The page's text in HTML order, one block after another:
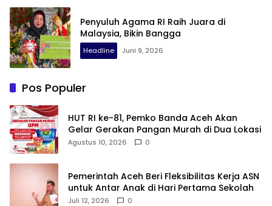
Penyuluh Agama RI Raih Juara di
Malaysia, Bikin Bangga
Headline Juni 9, 2026
Pos Populer
HUT RI ke-81, Pemko Banda Aceh Akan
Gelar Gerakan Pangan Murah di Dua Lokasi
Agustus 10, 2026 0
Pemerintah Aceh Beri Fleksibilitas Kerja ASN
untuk Antar Anak di Hari Pertama Sekolah
Juli 12, 2026 0